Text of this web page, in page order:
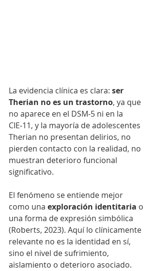
La evidencia clínica es clara: ser
Therian no es un trastorno, ya que
no aparece en el DSM‑5 ni en la
CIE‑11, y la mayoría de adolescentes
Therian no presentan delirios, no
pierden contacto con la realidad, no
muestran deterioro funcional
significativo.
El fenómeno se entiende mejor
como una exploración identitaria o
una forma de expresión simbólica
(Roberts, 2023). Aquí lo clínicamente
relevante no es la identidad en sí,
sino el nivel de sufrimiento,
aislamiento o deterioro asociado.